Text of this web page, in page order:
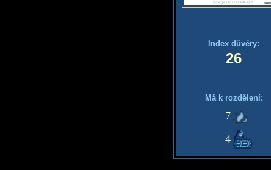
Index důvěry:
26
Má k rozdělení:
7
4